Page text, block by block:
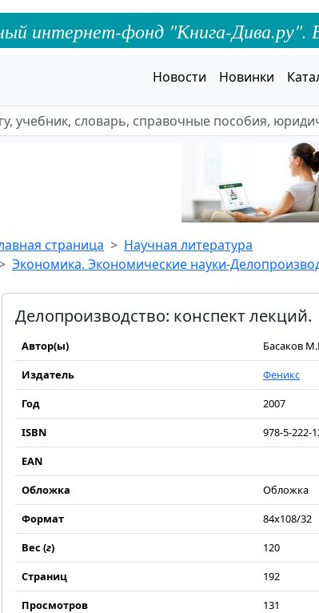
интернет-фонд "Книга-Дива.ру".
Новости Новинки
страница
Научная литература
Экономика. Экономические науки-
Делопроизводство: конспект лекций.
Автор(ы)
Басаков
Издатель
Феникс
Год
2007
ISBN
978-5-222-
EAN
Обложка
Обложка
Формат
84х108/32
Вес (г)
120
Страниц
192
Просмотров
131